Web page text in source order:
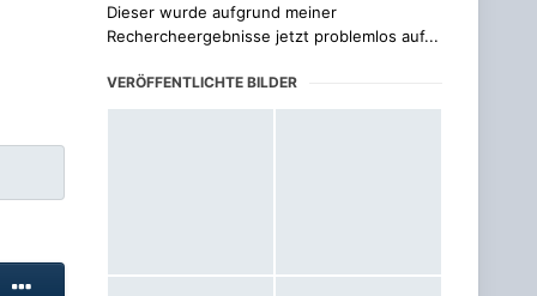
Dieser wurde aufgrund meiner
Rechercheergebnisse jetzt problemlos auf...
VERÖFFENTLICHTE BILDER